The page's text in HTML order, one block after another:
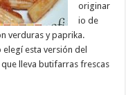
originar
io de
verduras y paprika.
esta versión del
lleva butifarras frescas